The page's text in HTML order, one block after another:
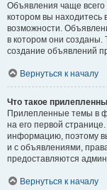
Объявления чаще
котором вы
возможности.
в котором они созданы.
создание объявлений
Вернуться к началу
Что такое
Прилепленные темы в
на его первой
информацию, поэтому
и с объявлениями,
предоставляются
Вернуться к началу